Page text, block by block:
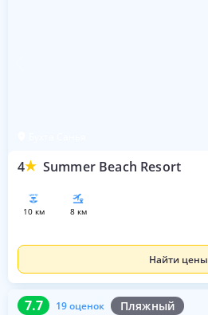
4 Summer Beach Resort
10 км 8 км
Найти цены
7.7 19 оценок Пляжный
7.7 19 оценок